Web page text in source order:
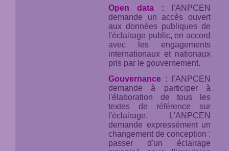
Open data : l'ANPCEN
demande un accès ouvert
aux données publiques de
l'éclairage public, en accord
avec les engagements
internationaux et nationaux
pris par le gouvernement.
Gouvernance :
l'ANPCEN
demande à participer à
l'élaboration de tous les
textes de référence sur
l'éclairage. L'ANPCEN
demande expressément un
changement de conception :
passer d'un éclairage